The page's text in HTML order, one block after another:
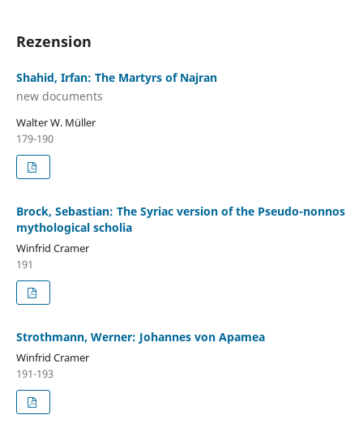
Rezension
Shahid, Irfan: The Martyrs of Najran
new documents
Walter W. Müller
179-190
Brock, Sebastian: The Syriac version of the Pseudo-nonnos
mythological scholia
Winfrid Cramer
191
Strothmann, Werner: Johannes von Apamea
Winfrid Cramer
191-193